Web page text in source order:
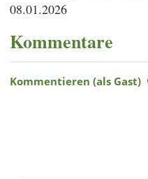
08.01.2026
Kommentare